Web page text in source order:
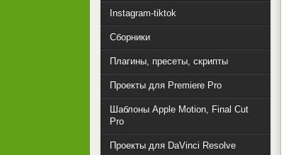
Instagram-tiktok
Сборники
Плагины, пресеты, скрипты
Проекты для Premiere Pro
Шаблоны Apple Motion, Final Cut
Pro
Проекты для DaVinci Resolve